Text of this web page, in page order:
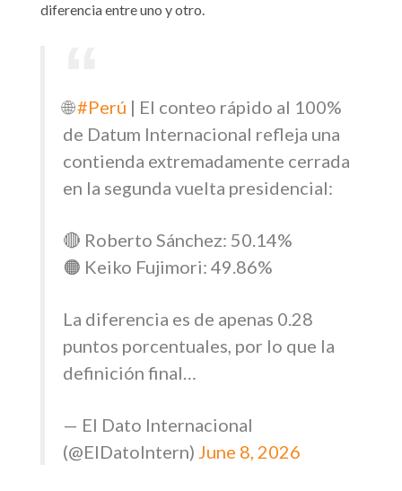
diferencia entre uno y otro.
🌐#Perú | El conteo rápido al 100%
de Datum Internacional refleja una
contienda extremadamente cerrada
en la segunda vuelta presidencial:
🔴 Roberto Sánchez: 50.14%
🟠 Keiko Fujimori: 49.86%
La diferencia es de apenas 0.28
puntos porcentuales, por lo que la
definición final…
— El Dato Internacional
(@ElDatoIntern) June 8, 2026